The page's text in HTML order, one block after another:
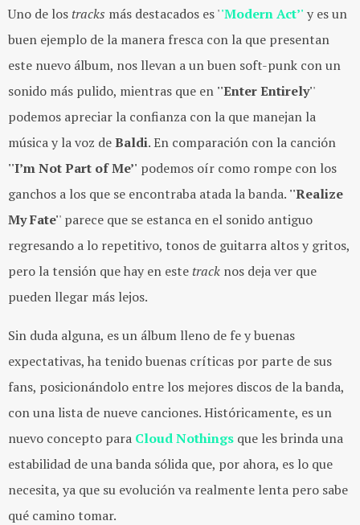
Uno de los tracks más destacados es ''Modern Act’' y es un
buen ejemplo de la manera fresca con la que presentan
este nuevo álbum, nos llevan a un buen soft-punk con un
sonido más pulido, mientras que en ''Enter Entirely''
podemos apreciar la confianza con la que manejan la
música y la voz deBaldi. En comparación con la canción
''I’m Not Part of Me’' podemos oír como rompe con los
ganchos a los que se encontraba atada la banda. ''Realize
My Fate'' parece que se estanca en el sonido antiguo
regresando a lo repetitivo, tonos de guitarra altos y gritos,
pero la tensión que hay en este track nos deja ver que
pueden llegar más lejos.
Sin duda alguna, es un álbum lleno de fe y buenas
expectativas, ha tenido buenas críticas por parte de sus
fans, posicionándolo entre los mejores discos de la banda,
con una lista de nueve canciones. Históricamente, es un
nuevo concepto para Cloud Nothings que les brinda una
estabilidad de una banda sólida que, por ahora, es lo que
necesita, ya que su evolución va realmente lenta pero sabe
qué camino tomar.